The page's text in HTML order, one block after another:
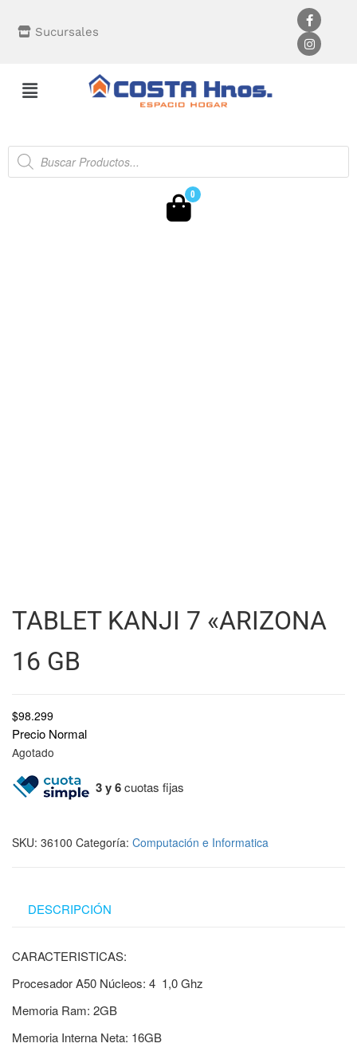
Sucursales
0
TABLET KANJI 7 «ARIZONA
16 GB
$98.299
Precio Normal
Agotado
3 y 6cuotas fijas
SKU: 36100 Categoría: Computación e Informatica
DESCRIPCIÓN
CARACTERISTICAS:
Procesador A50 Núcleos: 4 1,0 Ghz
Memoria Ram: 2GB
Memoria Interna Neta: 16GB